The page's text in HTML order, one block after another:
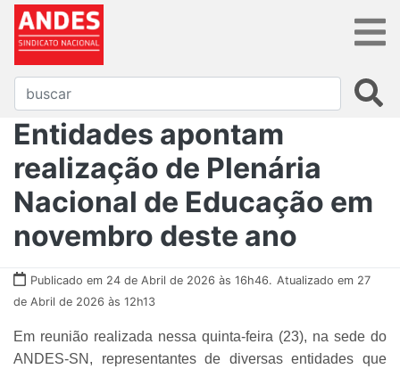
Entidades apontam
realização de Plenária
Nacional de Educação em
novembro deste ano
Publicado em 24 de Abril de 2026 às 16h46. Atualizado em 27
de Abril de 2026 às 12h13
Em reunião realizada nessa quinta-feira (23), na sede do
ANDES-SN, representantes de diversas entidades que